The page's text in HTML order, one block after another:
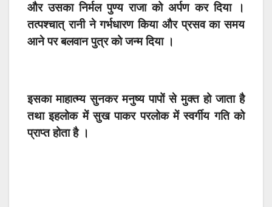
और उसका निर्मल पुण्य राजा को अर्पण कर दिया ।
तत्पश्चात् रानी ने गर्भधारण किया और प्रसव का समय
आने पर बलवान पुत्र को जन्म दिया ।
इसका माहात्म्य सुनकर मनुष्य पापों से मुक्त हो जाता है
तथा इहलोक में सुख पाकर परलोक में स्वर्गीय गति को
प्राप्त होता है ।